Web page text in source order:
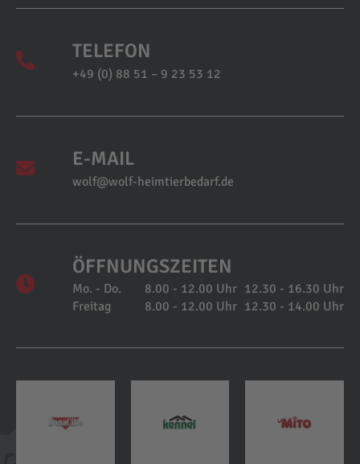
TELEFON
+49 (0) 88 51 – 9 23 53 12
E-MAIL
wolf@wolf-heimtierbedarf.de
ÖFFNUNGSZEITEN
Mo. - Do. 8.00 - 12.00 Uhr 12.30 - 16.30 Uhr
Freitag
8.00 - 12.00 Uhr 12.30 - 14.00 Uhr